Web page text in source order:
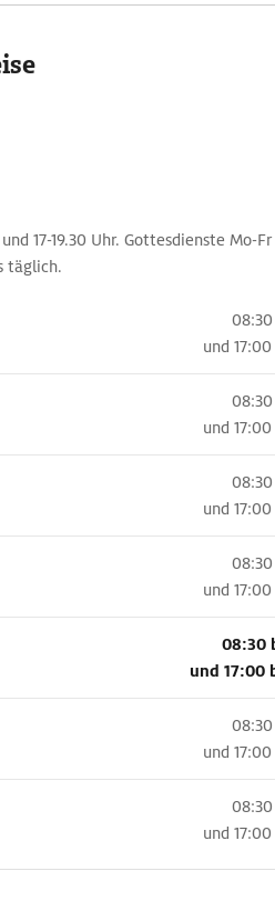
17-19.30 Uhr. Gottesdienste Mo-
täglich.
08:30
und
08:30
und
08:30
und
08:30
und
08:30
und 17:00
08:30
und
08:30
und